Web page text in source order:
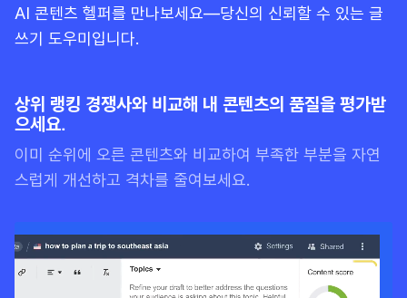
AI 콘텐츠 헬퍼를 만나보세요—당신의 신뢰할 수 있는 글
쓰기 도우미입니다.
상위 랭킹 경쟁사와 비교해 내 콘텐츠의 품질을 평가받
으세요.
이미 순위에 오른 콘텐츠와 비교하여 부족한 부분을 자연
스럽게 개선하고 격차를 줄여보세요.